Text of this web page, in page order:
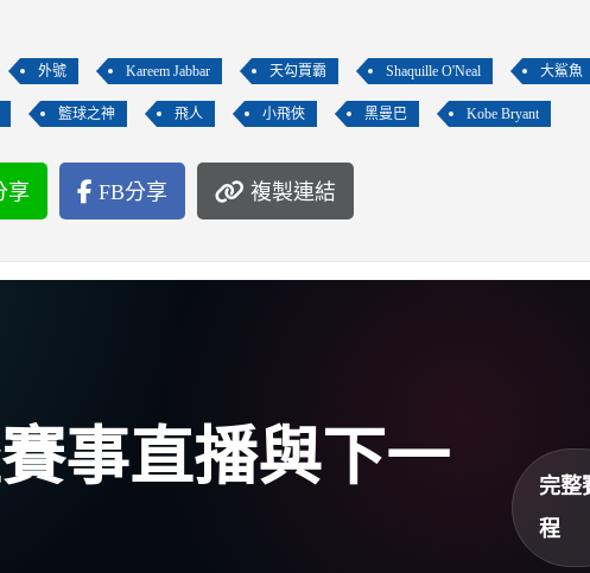
外號 Kareem Jabbar 天勾賈霸 Shaquille O'Neal 大鯊魚
籃球之神 飛人 小飛俠 黑曼巴 Kobe Bryant
享 FB分享 複製連結
事直播與下一
完整
程